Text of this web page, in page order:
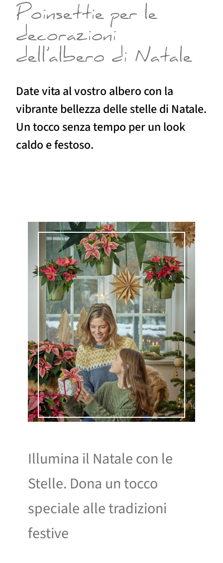
Poinsettie per le
decorazioni
dell’albero di Natale
Date vita al vostro albero con la
vibrante bellezza delle stelle di Natale.
Un tocco senza tempo per un look
caldo e festoso.
Illumina il Natale con le
Stelle. Dona un tocco
speciale alle tradizioni
festive